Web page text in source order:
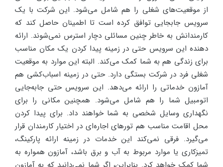
از موقعیت‌های شغلی را هم شامل می‌شود. این شرکت با یک
سرویس جابجایی توافق کرده است تا اطمینان حاصل کند که
کارمندانش به خاطر چنین مسائلی دچار استرس نمی‌شوند. ارائه
دهنده این سرویس حتی در زمینه پیدا کردن یک مکان مناسب
برای زندگی هم به شما کمک می‌کند. البته این موارد به موقعیت
شغلی فرد در شرکت بستگی دارد. حتی در زمینه اسباب‌کشی هم
آمازون خدماتی را ارائه می‌دهد. این سرویس حتی جابه‌جایی
اتومبیل شما را هم شامل می‌شود. همچنین مکانی را برای
نگهداری وسایل شخصی به شما خواهند داد. برای پیدا کردن
محل اقامت مناسب هم تورهای اجاره‌ای در اختیار کارمندان قرار
می‌گیرد. فرقی نمی‌کند این خدمات در زمینه ارائه پارکینگ،
تمیزکاری یا موارد مربوط به آب و برق باشد، آمازون همواره به